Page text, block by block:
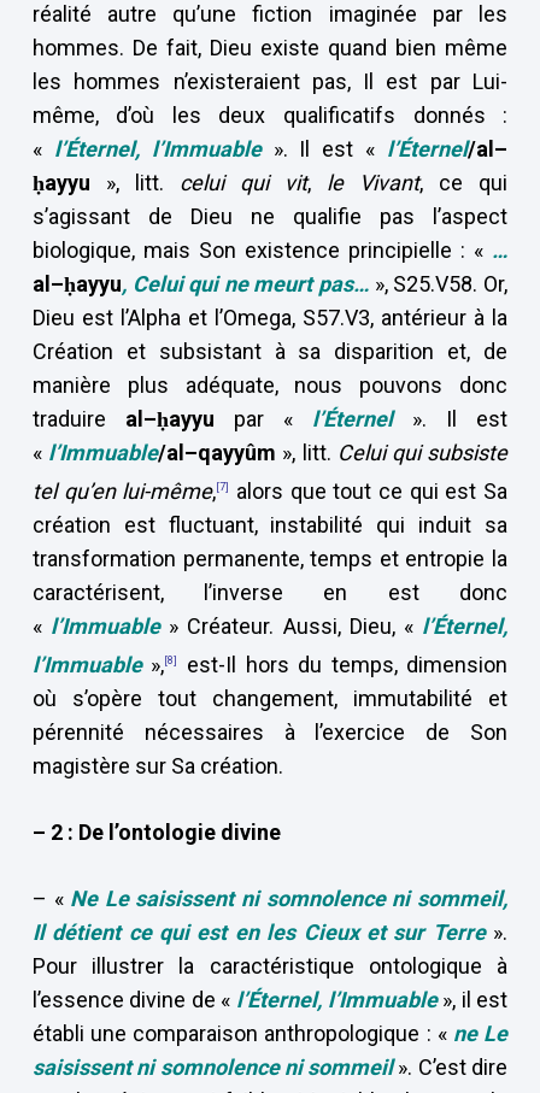
réalité autre qu’une fiction imaginée par les
hommes. De fait, Dieu existe quand bien même
les hommes n’existeraient pas, Il est par Lui-
même, d’où les deux qualificatifs donnés :
« l’Éternel, l’Immuable ». Il est « l’Éternel/al–
ḥayyu », litt. celui qui vit, le Vivant, ce qui
s’agissant de Dieu ne qualifie pas l’aspect
biologique, mais Son existence principielle : « …
al–ḥayyu, Celui qui ne meurt pas… », S25.V58. Or,
Dieu est l’Alpha et l’Omega, S57.V3, antérieur à la
Création et subsistant à sa disparition et, de
manière plus adéquate, nous pouvons donc
traduire al–ḥayyu par « l’Éternel». Il est
« l’Immuable/al–qayyûm », litt. Celui qui subsiste
tel qu’en lui-même, [7]
alors que tout ce qui est Sa
création est fluctuant, instabilité qui induit sa
transformation permanente, temps et entropie la
caractérisent, l’inverse en est donc
« l’Immuable» Créateur. Aussi, Dieu, « l’Éternel,
l’Immuable », [8]
est-Il hors du temps, dimension
où s’opère tout changement, immutabilité et
pérennité nécessaires à l’exercice de Son
magistère sur Sa création.
– 2 : De l’ontologie divine
– « Ne Le saisissent ni somnolence ni sommeil,
Il détient ce qui est en les Cieux et sur Terre ».
Pour illustrer la caractéristique ontologique à
l’essence divine de « l’Éternel, l’Immuable», il est
établi une comparaison anthropologique : « ne Le
saisissent ni somnolence ni sommeil ». C’est dire